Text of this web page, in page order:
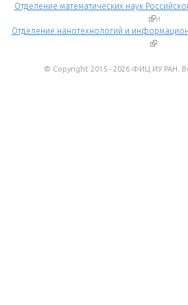
Отделение математических наук
(внешняя
и
Отделение нанотехнологий и
(внешняя
.
© Copyright 2015 - 2026 ФИЦ ИУ РАН.